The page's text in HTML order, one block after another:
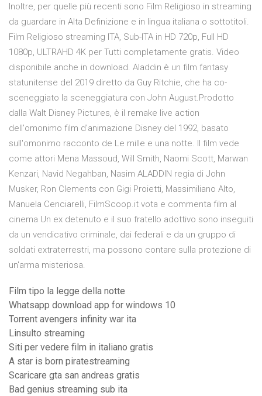
Inoltre, per quelle più recenti sono Film Religioso in streaming
da guardare in Alta Definizione e in lingua italiana o sottotitoli.
Film Religioso streaming ITA, Sub-ITA in HD 720p, Full HD
1080p, ULTRAHD 4K per Tutti completamente gratis. Video
disponibile anche in download. Aladdin è un film fantasy
statunitense del 2019 diretto da Guy Ritchie, che ha co-
sceneggiato la sceneggiatura con John August.Prodotto
dalla Walt Disney Pictures, è il remake live action
dell'omonimo film d'animazione Disney del 1992, basato
sull'omonimo racconto de Le mille e una notte. Il film vede
come attori Mena Massoud, Will Smith, Naomi Scott, Marwan
Kenzari, Navid Negahban, Nasim ALADDIN regia di John
Musker, Ron Clements con Gigi Proietti, Massimiliano Alto,
Manuela Cenciarelli, FilmScoop.it vota e commenta film al
cinema Un ex detenuto e il suo fratello adottivo sono inseguiti
da un vendicativo criminale, dai federali e da un gruppo di
soldati extraterrestri, ma possono contare sulla protezione di
un'arma misteriosa.
Film tipo la legge della notte
Whatsapp download app for windows 10
Torrent avengers infinity war ita
Linsulto streaming
Siti per vedere film in italiano gratis
A star is born piratestreaming
Scaricare gta san andreas gratis
Bad genius streaming sub ita